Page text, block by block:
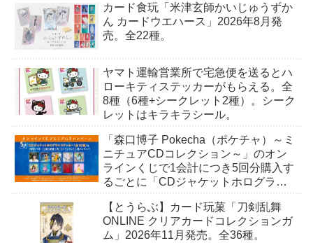
カード食玩「米津玄師かいじゅうずか
ん カードウエハース」2026年8月発
売。全22種。
ヤマト運輸営業所で宅急便を送るとハ
ローキティステッカーがもらえる。全
8種（6種+シークレット2種）。シーク
レットはキラキラシール。
「森口博子 Pokecha（ポケチャ）～ミ
ニチュアCDコレクション～」のオン
ラインくじで1会計につき5回分購入す
るごとに「CDジャケットホログラム
月15日〜。
【とうらぶ】カード玩菓「刀剣乱舞
ONLINE クリアカードコレクションガ
ム」2026年11月発売。全36種。